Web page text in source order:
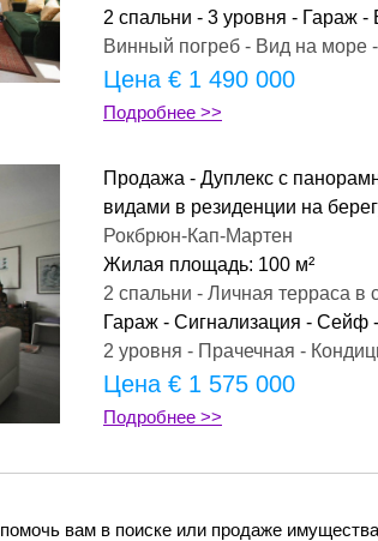
2 спальни - 3 уровня - Гараж -
Винный погреб - Вид на море
Цена € 1 490 000
Подробнее >>
Продажа - Дуплекс с
видами в резиденции на
Рокбрюн-Кап-Мартен
Жилая площадь: 100 м²
2 спальни - Личная терраса в
Гараж - Сигнализация - Сейф -
2 уровня - Прачечная -
Цена € 1 575 000
Подробнее >>
вам в поиске или продаже